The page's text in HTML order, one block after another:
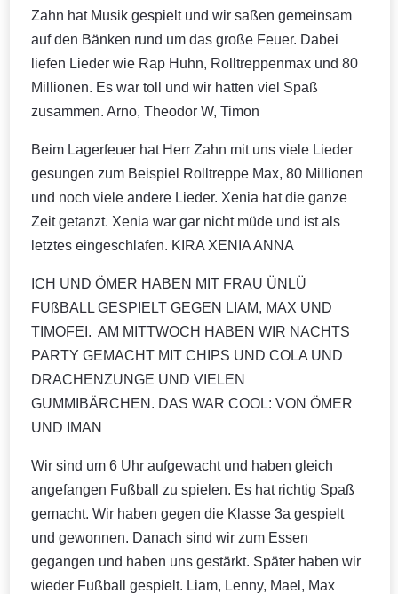
Zahn hat Musik gespielt und wir saßen gemeinsam
auf den Bänken rund um das große Feuer. Dabei
liefen Lieder wie Rap Huhn, Rolltreppenmax und 80
Millionen. Es war toll und wir hatten viel Spaß
zusammen. Arno, Theodor W, Timon
Beim Lagerfeuer hat Herr Zahn mit uns viele Lieder
gesungen zum Beispiel Rolltreppe Max, 80 Millionen
und noch viele andere Lieder. Xenia hat die ganze
Zeit getanzt. Xenia war gar nicht müde und ist als
letztes eingeschlafen. KIRA XENIA ANNA
ICH UND ÖMER HABEN MIT FRAU ÜNLÜ
FUßBALL GESPIELT GEGEN LIAM, MAX UND
TIMOFEI. AM MITTWOCH HABEN WIR NACHTS
PARTY GEMACHT MIT CHIPS UND COLA UND
DRACHENZUNGE UND VIELEN
GUMMIBÄRCHEN. DAS WAR COOL: VON ÖMER
UND IMAN
Wir sind um 6 Uhr aufgewacht und haben gleich
angefangen Fußball zu spielen. Es hat richtig Spaß
gemacht. Wir haben gegen die Klasse 3a gespielt
und gewonnen. Danach sind wir zum Essen
gegangen und haben uns gestärkt. Später haben wir
wieder Fußball gespielt. Liam, Lenny, Mael, Max